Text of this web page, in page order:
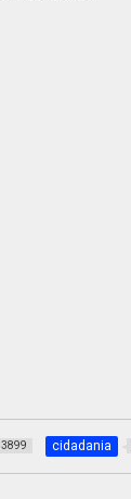
3899 cidadania